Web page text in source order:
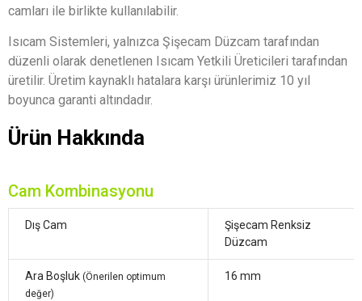
camları ile birlikte kullanılabilir.
Isıcam Sistemleri, yalnızca Şişecam Düzcam tarafından
düzenli olarak denetlenen Isıcam Yetkili Üreticileri tarafından
üretilir. Üretim kaynaklı hatalara karşı ürünlerimiz 10 yıl
boyunca garanti altındadır.
Ürün Hakkında
Cam Kombinasyonu
Dış Cam
Şişecam Renksiz
Düzcam
Ara Boşluk (Önerilen optimum
değer)
16 mm